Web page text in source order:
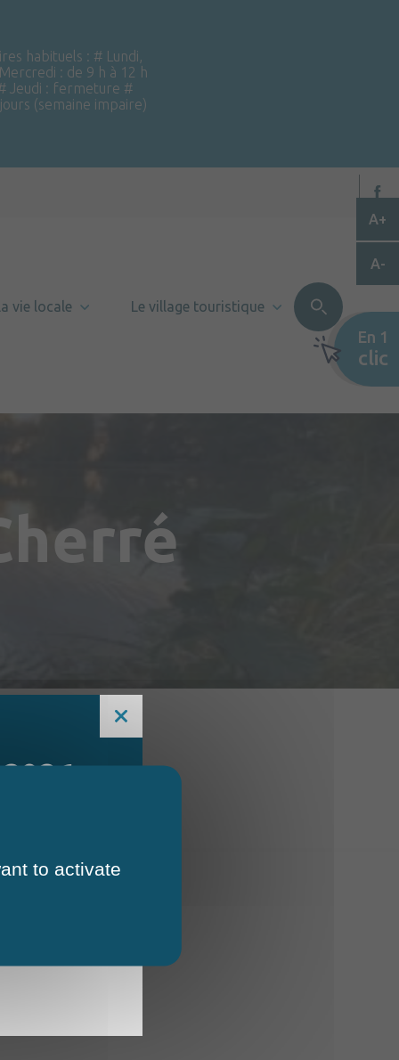
habituels : # Lundi,
: de 9 h à 12 h
Jeudi : fermeture #
(semaine impaire)
vie locale Le village touristique
A+
A-
En 1
clic
to activate